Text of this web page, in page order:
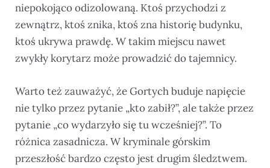
niepokojąco odizolowaną. Ktoś przychodzi z
zewnątrz, ktoś znika, ktoś zna historię budynku,
ktoś ukrywa prawdę. W takim miejscu nawet
zwykły korytarz może prowadzić do tajemnicy.
Warto też zauważyć, że Gortych buduje napięcie
nie tylko przez pytanie „kto zabił?”, ale także przez
pytanie „co wydarzyło się tu wcześniej?”. To
różnica zasadnicza. W kryminale górskim
przeszłość bardzo często jest drugim śledztwem.